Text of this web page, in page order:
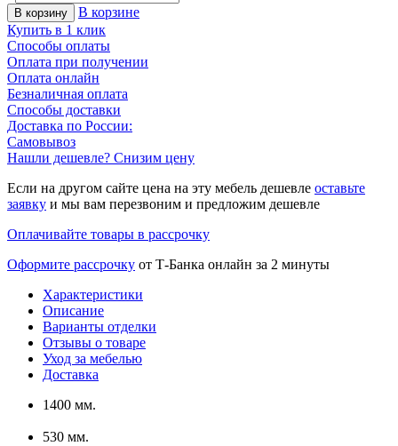
В корзину
В корзине
Купить в 1 клик
Способы оплаты
Оплата при получении
Оплата онлайн
Безналичная оплата
Способы доставки
Доставка по России:
Самовывоз
Нашли дешевле? Снизим цену
Если на другом сайте цена на эту мебель дешевле оставьте
заявку и мы вам перезвоним и предложим дешевле
Оплачивайте товары в рассрочку
Оформите рассрочку от Т-Банка онлайн за 2 минуты
Характеристики
Описание
Варианты отделки
Отзывы о товаре
Уход за мебелью
Доставка
1400 мм.
530 мм.